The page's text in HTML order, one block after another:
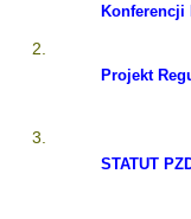
Konferencji
Projekt
STATUT